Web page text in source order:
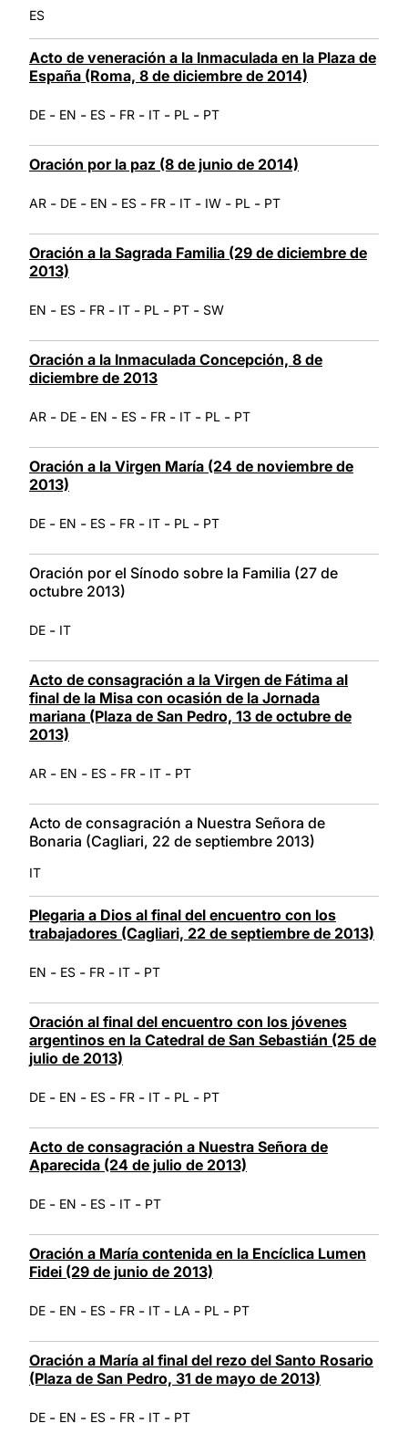
ES
Acto de veneración a la Inmaculada en la Plaza de
España (Roma, 8 de diciembre de 2014)
DE - EN - ES - FR - IT - PL - PT
Oración por la paz (8 de junio de 2014)
AR - DE - EN - ES - FR - IT - IW - PL - PT
Oración a la Sagrada Familia (29 de diciembre de
2013)
EN - ES - FR - IT - PL - PT - SW
Oración a la Inmaculada Concepción, 8 de
diciembre de 2013
AR - DE - EN - ES - FR - IT - PL - PT
Oración a la Virgen María (24 de noviembre de
2013)
DE - EN - ES - FR - IT - PL - PT
Oración por el Sínodo sobre la Familia (27 de
octubre 2013)
DE - IT
Acto de consagración a la Virgen de Fátima al
final de la Misa con ocasión de la Jornada
mariana (Plaza de San Pedro, 13 de octubre de
2013)
AR - EN - ES - FR - IT - PT
Acto de consagración a Nuestra Señora de
Bonaria (Cagliari, 22 de septiembre 2013)
IT
Plegaria a Dios al final del encuentro con los
trabajadores (Cagliari, 22 de septiembre de 2013)
EN - ES - FR - IT - PT
Oración al final del encuentro con los jóvenes
argentinos en la Catedral de San Sebastián (25 de
julio de 2013)
DE - EN - ES - FR - IT - PL - PT
Acto de consagración a Nuestra Señora de
Aparecida (24 de julio de 2013)
DE - EN - ES - IT - PT
Oración a María contenida en la Encíclica Lumen
Fidei (29 de junio de 2013)
DE - EN - ES - FR - IT - LA - PL - PT
Oración a María al final del rezo del Santo Rosario
(Plaza de San Pedro, 31 de mayo de 2013)
DE - EN - ES - FR - IT - PT